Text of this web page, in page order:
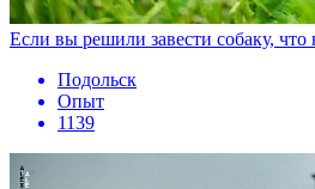
Если вы решили завести собаку, что
Подольск
Опыт
1139